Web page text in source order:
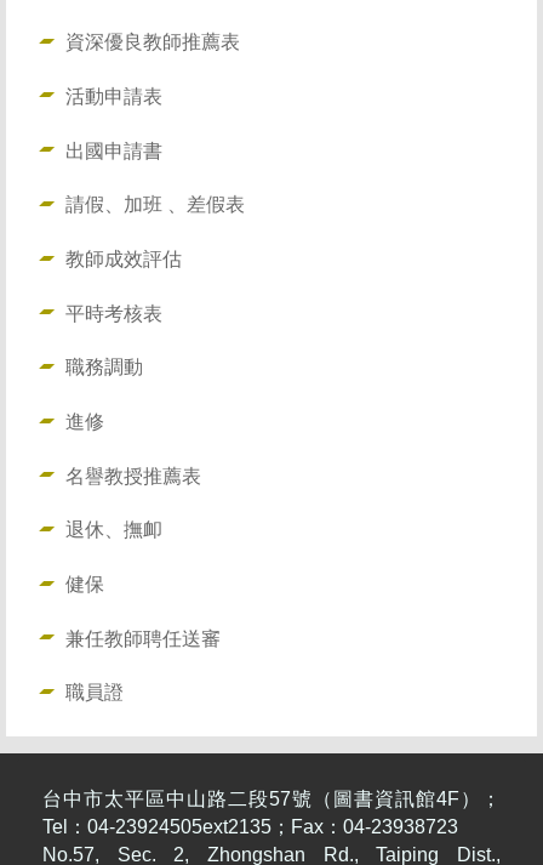
資深優良教師推薦表
活動申請表
出國申請書
請假、加班 、差假表
教師成效評估
平時考核表
職務調動
進修
名譽教授推薦表
退休、撫卹
健保
兼任教師聘任送審
職員證
台中市太平區中山路二段57號（圖書資訊館4F）；
Tel：04-23924505ext2135；Fax：04-23938723
No.57, Sec. 2, Zhongshan Rd., Taiping Dist.,